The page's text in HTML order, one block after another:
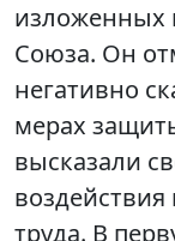
изложенных
Союза. Он
негативно
мерах
высказали
труда. В